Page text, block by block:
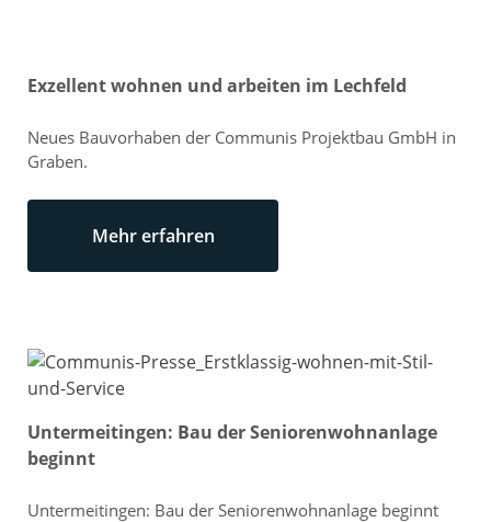
Exzellent wohnen und arbeiten im Lechfeld
Neues Bauvorhaben der Communis Projektbau GmbH in
Graben.
Mehr erfahren
Untermeitingen: Bau der Seniorenwohnanlage
beginnt
Untermeitingen: Bau der Seniorenwohnanlage beginnt